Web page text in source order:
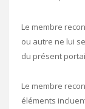
Le membre
ou autre ne lui
du présent
Le membre
éléments